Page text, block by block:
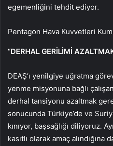
egemenliğini tehdit ediyor.
Pentagon Hava Kuvvetleri
“DERHAL GERİLİMİ
DEAŞ’ı yenilgiye uğratma
yenme misyonuna bağlı
derhal tansiyonu azaltmak
sonucunda Türkiye’de ve
kınıyor, başsağlığı diliyoruz.
kasıtlı olarak amaç